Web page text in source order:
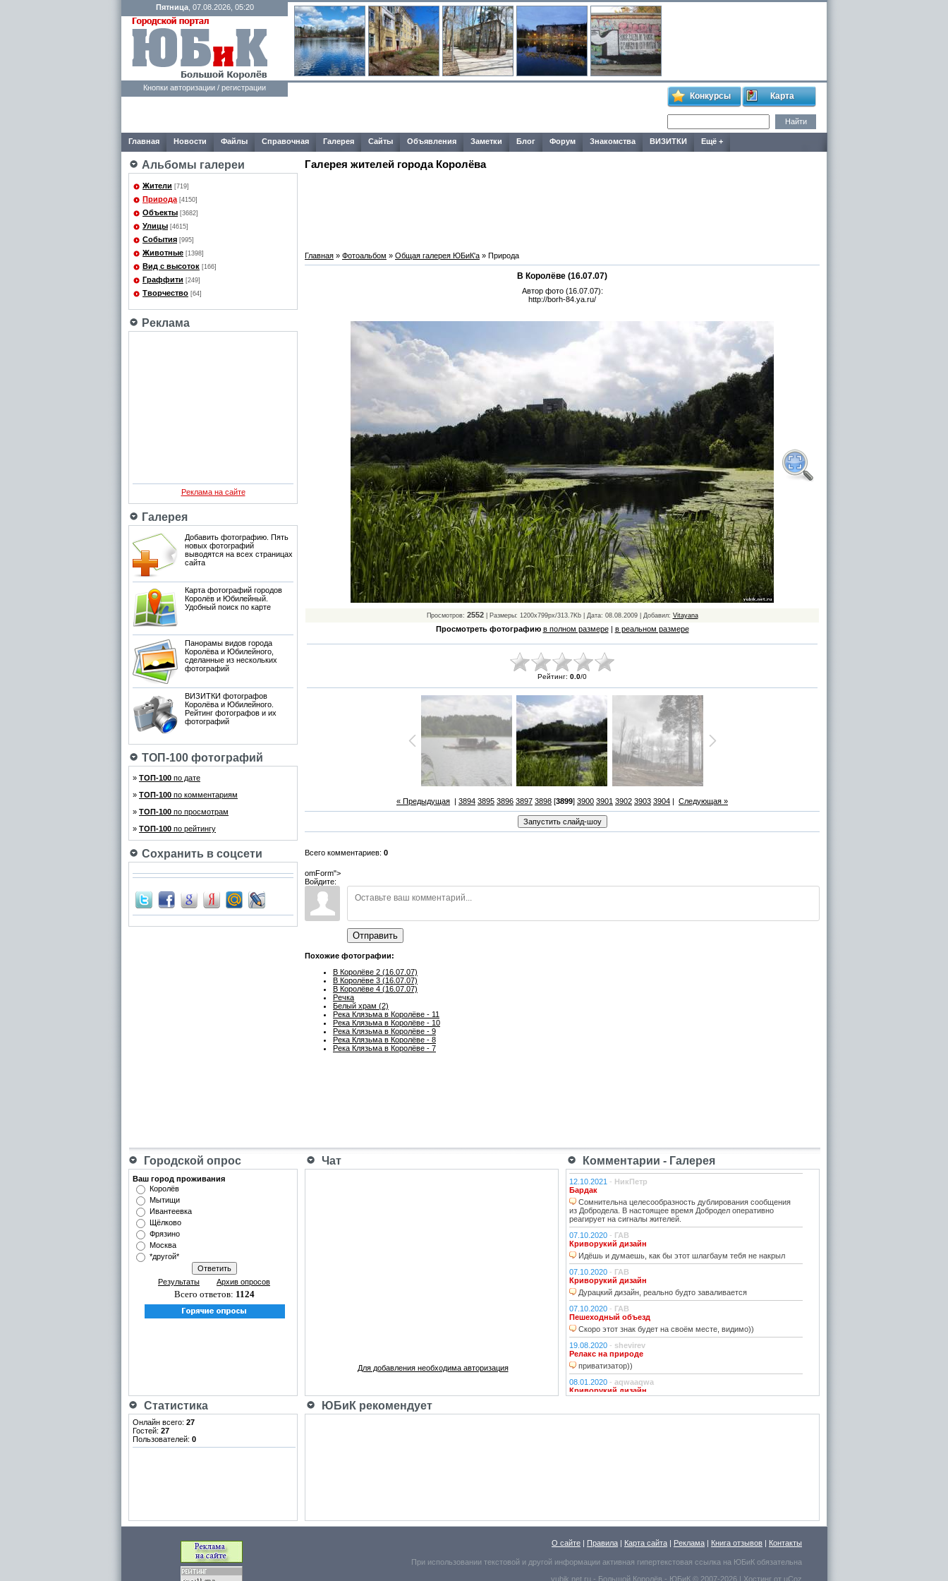
Пятница, 07.08.2026, 05:20
Кнопки авторизации / регистрации
Конкурсы Карта
Главная Новости Файлы Справочная Галерея Сайты Объявления Заметки Блог Форум Знакомства ВИЗИТКИ Ещё +
Альбомы галереи
Жители [719]
Природа [4150]
Объекты [3682]
Улицы [4615]
События [995]
Животные [1398]
Вид с высоток [166]
Граффити [249]
Творчество [64]
Реклама
Реклама на сайте
Галерея
Добавить фотографию. Пять
новых фотографий
выводятся на всех страницах
сайта
Карта фотографий городов
Королёв и Юбилейный.
Удобный поиск по карте
Панорамы видов города
Королёва и Юбилейного,
сделанные из нескольких
фотографий
ВИЗИТКИ фотографов
Королёва и Юбилейного.
Рейтинг фотографов и их
фотографий
ТОП-100 фотографий
» ТОП-100 по дате
» ТОП-100 по комментариям
» ТОП-100 по просмотрам
» ТОП-100 по рейтингу
Сохранить в соцсети
Галерея жителей города Королёва
Главная » Фотоальбом » Общая галерея ЮБиК'a » Природа
В Королёве (16.07.07)
Автор фото (16.07.07):
http://borh-84.ya.ru/
Просмотров: 2552| Размеры: 1200x799px/313.7Kb | Дата: 08.08.2009 | Добавил: Vitayana
Просмотреть фотографию в полном размере| в реальном размере
Рейтинг: 0.0/0
« Предыдущая | 3894 3895 3896 3897 3898 [3899] 3900 3901 3902 3903 3904 | Следующая »
Всего комментариев: 0
omForm">
Войдите:
Отправить
Похожие фотографии:
В Королёве 2 (16.07.07)
В Королёве 3 (16.07.07)
В Королёве 4 (16.07.07)
Речка
Белый храм (2)
Река Клязьма в Королёве - 11
Река Клязьма в Королёве - 10
Река Клязьма в Королёве - 9
Река Клязьма в Королёве - 8
Река Клязьма в Королёве - 7
Городской опрос Чат Комментарии - Галерея
Ваш город проживания
Королёв
Мытищи
Ивантеевка
Щёлково
Фрязино
Москва
*другой*
Результаты Архив опросов
Всего ответов: 1124
Для добавления необходима авторизация
12.10.2021 - НикПетр
Бардак
Сомнительна целесообразность дублирования сообщения
из Добродела. В настоящее время Добродел оперативно
реагирует на сигналы жителей.
07.10.2020 - ГАВ
Криворукий дизайн
Идёшь и думаешь, как бы этот шлагбаум тебя не накрыл
07.10.2020 - ГАВ
Криворукий дизайн
Дурацкий дизайн, реально будто заваливается
07.10.2020 - ГАВ
Пешеходный объезд
Скоро этот знак будет на своём месте, видимо))
19.08.2020 - shevirev
Релакс на природе
приватизатор))
08.01.2020 - aqwaaqwa
Криворукий дизайн
По предпросмотру фото показалось, что это гриб в листьях
Надо же, какое место для сна выбрал.
25.10.2018 - l_yu
Статистика ЮБиК рекомендует
Онлайн всего: 27
Гостей: 27
Пользователей: 0
О сайте | Правила | Карта сайта | Реклама | Книга отзывов | Контакты
При использовании текстовой и другой информации активная гипертекстовая ссылка на ЮБиК обязательна
yubik.net.ru - Большой Королёв - ЮБиК © 2007-2026 | Хостинг от uCoz